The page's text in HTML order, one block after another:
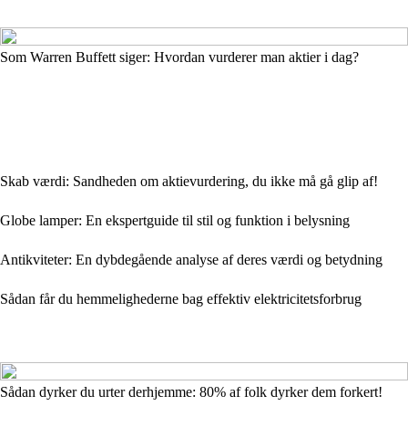
Som Warren Buffett siger: Hvordan vurderer man aktier i dag?
Skab værdi: Sandheden om aktievurdering, du ikke må gå glip af!
Globe lamper: En ekspertguide til stil og funktion i belysning
Antikviteter: En dybdegående analyse af deres værdi og betydning
Sådan får du hemmelighederne bag effektiv elektricitetsforbrug
Sådan dyrker du urter derhjemme: 80% af folk dyrker dem forkert!